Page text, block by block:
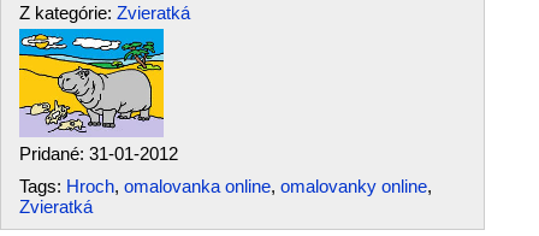
Z kategórie: Zvieratká
Pridané: 31-01-2012
Tags: Hroch, omalovanka online, omalovanky online,
Zvieratká